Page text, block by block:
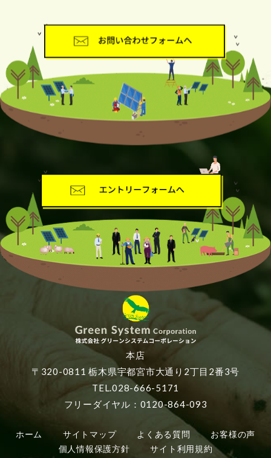
本店
〒320-0811 栃木県宇都宮市大通り2丁目2番3号
TEL.028-666-5171
フリーダイヤル：0120-864-093
ホーム サイトマップ よくある質問
お客様の声
個人情報保護方針
サイト利用規約